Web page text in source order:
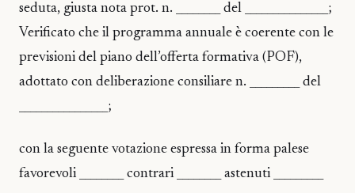
seduta, giusta nota prot. n. ________ del _______________;
Verificato che il programma annuale è coerente con le
previsioni del piano dell’offerta formativa (POF),
adottato con deliberazione consiliare n. _________ del
________________;
con la seguente votazione espressa in forma palese
favorevoli ________ contrari ________ astenuti _________